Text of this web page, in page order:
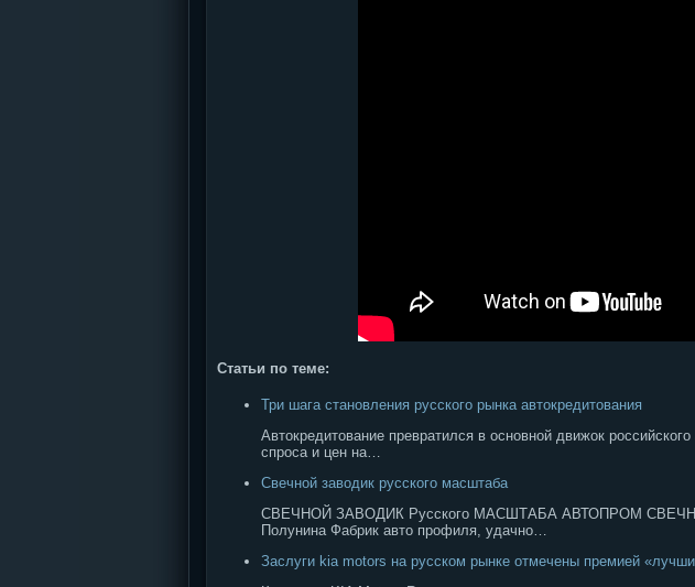
Статьи по теме:
Три шага становления русского рынка автокредитования
Автокредитование превратился в основной движок
спроса и цен на…
Свечной заводик русского масштаба
СВЕЧНОЙ ЗАВОДИК Русского МАСШТАБА АВТОПРОМ
Полунина Фабрик авто профиля, удачно…
Заслуги kia motors на русском рынке отмечены премией